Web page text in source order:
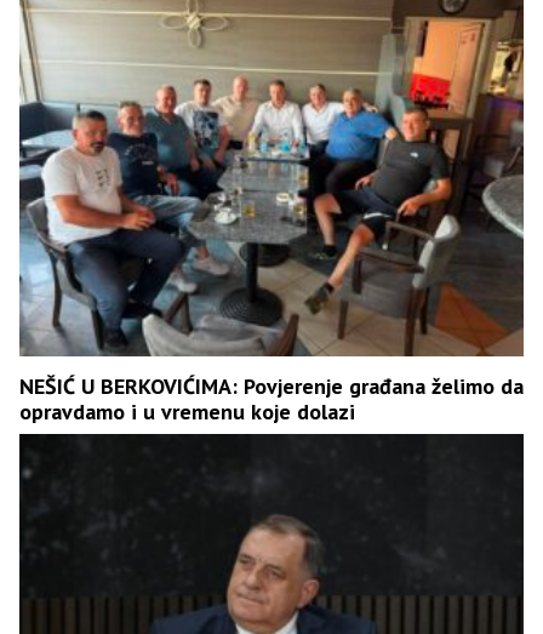
NEŠIĆ U BERKOVIĆIMA: Povjerenje građana želimo da
opravdamo i u vremenu koje dolazi